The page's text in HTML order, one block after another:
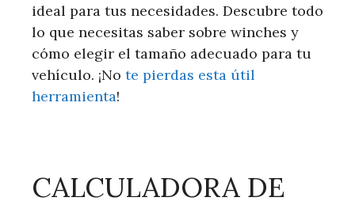
ideal para tus necesidades. Descubre todo
lo que necesitas saber sobre winches y
cómo elegir el tamaño adecuado para tu
vehículo. ¡No te pierdas esta útil
herramienta!
CALCULADORA DE